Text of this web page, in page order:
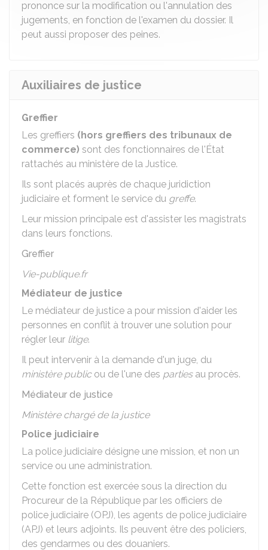
prononce sur la modification ou l'annulation des
jugements, en fonction de l'examen du dossier. Il
peut aussi proposer des peines.
Auxiliaires de justice
Greffier
Les greffiers (hors greffiers des tribunaux de
commerce) sont des fonctionnaires de l'État
rattachés au ministère de la Justice.
Ils sont placés auprès de chaque juridiction
judiciaire et forment le service du greffe.
Leur mission principale est d'assister les magistrats
dans leurs fonctions.
Greffier
Vie-publique.fr
Médiateur de justice
Le médiateur de justice a pour mission d'aider les
personnes en conflit à trouver une solution pour
régler leur litige.
Il peut intervenir à la demande d'un juge, du
ministère publicou de l'une des partiesau procès.
Médiateur de justice
Ministère chargé de la justice
Police judiciaire
La police judiciaire désigne une mission, et non un
service ou une administration.
Cette fonction est exercée sous la direction du
Procureur de la République par les officiers de
police judiciaire (OPJ), les agents de police judiciaire
(APJ) et leurs adjoints. Ils peuvent être des policiers,
des gendarmes ou des douaniers.